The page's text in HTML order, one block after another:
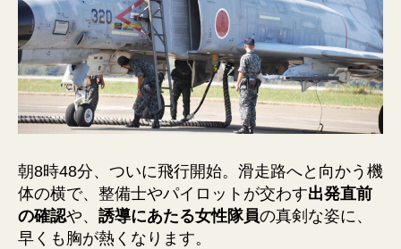
朝8時48分、ついに飛行開始。滑走路へと向かう機
体の横で、整備士やパイロットが交わす出発直前
の確認や、 誘導にあたる女性隊員の真剣な姿に、
早くも胸が熱くなります。